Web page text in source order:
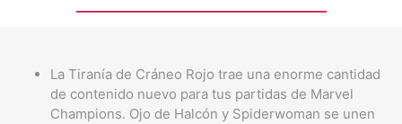
La Tiranía de Cráneo Rojo trae una enorme cantidad
de contenido nuevo para tus partidas de Marvel
Champions. Ojo de Halcón y Spiderwoman se unen